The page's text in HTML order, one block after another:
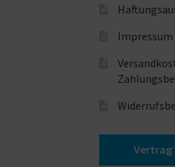
Impressum
Vertrag